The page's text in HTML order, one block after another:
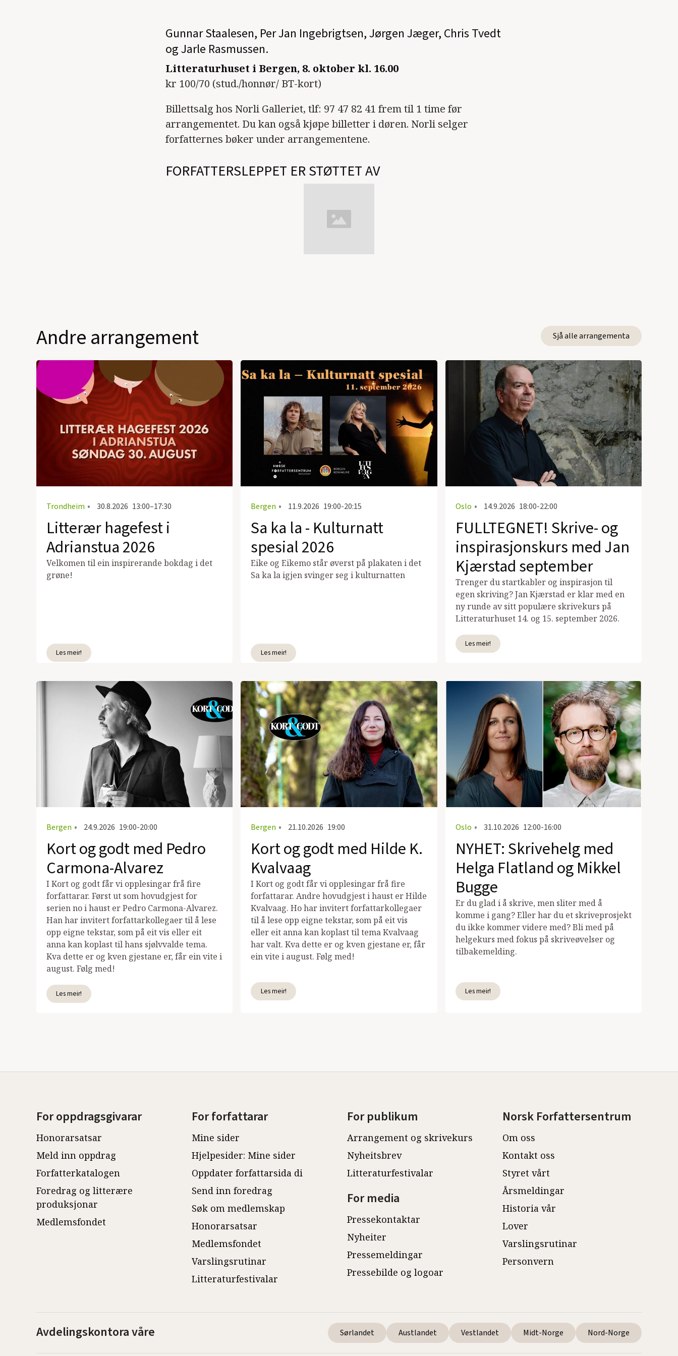
Gunnar Staalesen, Per Jan Ingebrigtsen, Jørgen Jæger, Chris Tvedt
og Jarle Rasmussen.
Litteraturhuset i Bergen, 8. oktober kl. 16.00
kr 100/70 (stud./honnør/ BT-kort)
Billettsalg hos Norli Galleriet, tlf: 97 47 82 41 frem til 1 time før
arrangementet. Du kan også kjøpe billetter i døren. Norli selger
forfatternes bøker under arrangementene.
FORFATTERSLEPPET ER STØTTET AV
Andre arrangement Sjå alle arrangementa
Trondheim • 30.8.2026 13:00–17:30
Litterær hagefest i
Adrianstua 2026
Velkomen til ein inspirerande bokdag i det
grøne!
Les meir!
Bergen • 11.9.2026 19:00-20:15
Sa ka la - Kulturnatt
spesial 2026
Eike og Eikemo står øverst på plakaten i det
Sa ka la igjen svinger seg i kulturnatten
Les meir!
Oslo • 14.9.2026 18:00-22:00
FULLTEGNET! Skrive- og
inspirasjonskurs med Jan
Kjærstad september
Trenger du startkabler og inspirasjon til
egen skriving? Jan Kjærstad er klar med en
ny runde av sitt populære skrivekurs på
Litteraturhuset 14. og 15. september 2026.
Les meir!
Bergen • 24.9.2026 19:00-20:00
Kort og godt med Pedro
Carmona-Alvarez
I Kort og godt får vi opplesingar frå fire
forfattarar. Først ut som hovudgjest for
serien no i haust er Pedro Carmona-Alvarez.
Han har invitert forfattarkollegaer til å lese
opp eigne tekstar, som på eit vis eller eit
anna kan koplast til hans sjølvvalde tema.
Kva dette er og kven gjestane er, får ein vite i
august. Følg med!
Les meir!
Bergen • 21.10.2026 19:00
Kort og godt med Hilde K.
Kvalvaag
I Kort og godt får vi opplesingar frå fire
forfattarar. Andre hovudgjest i haust er Hilde
Kvalvaag. Ho har invitert forfattarkollegaer
til å lese opp eigne tekstar, som på eit vis
eller eit anna kan koplast til tema Kvalvaag
har valt. Kva dette er og kven gjestane er, får
ein vite i august. Følg med!
Les meir!
Oslo • 31.10.2026 12:00-16:00
NYHET: Skrivehelg med
Helga Flatland og Mikkel
Bugge
Er du glad i å skrive, men sliter med å
komme i gang? Eller har du et skriveprosjekt
du ikke kommer videre med? Bli med på
helgekurs med fokus på skriveøvelser og
tilbakemelding.
Les meir!
For oppdragsgivarar
Honorarsatsar
Meld inn oppdrag
Forfatterkatalogen
Foredrag og litterære
produksjonar
Medlemsfondet
For forfattarar
Mine sider
Hjelpesider: Mine sider
Oppdater forfattarsida di
Send inn foredrag
Søk om medlemskap
Honorarsatsar
Medlemsfondet
Varslingsrutinar
Litteraturfestivalar
For publikum
Arrangement og skrivekurs
Nyheitsbrev
Litteraturfestivalar
For media
Pressekontaktar
Nyheiter
Pressemeldingar
Pressebilde og logoar
Norsk Forfattersentrum
Om oss
Kontakt oss
Styret vårt
Årsmeldingar
Historia vår
Lover
Varslingsrutinar
Personvern
Avdelingskontora våre Sørlandet Austlandet Vestlandet Midt-Norge Nord-Norge